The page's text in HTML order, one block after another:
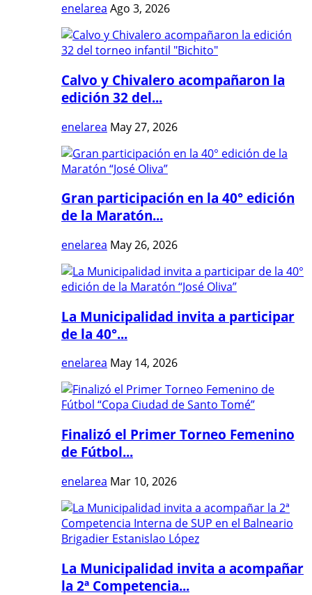
enelarea Ago 3, 2026
Calvo y Chivalero acompañaron la
edición 32 del...
enelarea May 27, 2026
Gran participación en la 40° edición
de la Maratón...
enelarea May 26, 2026
La Municipalidad invita a participar
de la 40°...
enelarea May 14, 2026
Finalizó el Primer Torneo Femenino
de Fútbol...
enelarea Mar 10, 2026
La Municipalidad invita a acompañar
la 2ª Competencia...